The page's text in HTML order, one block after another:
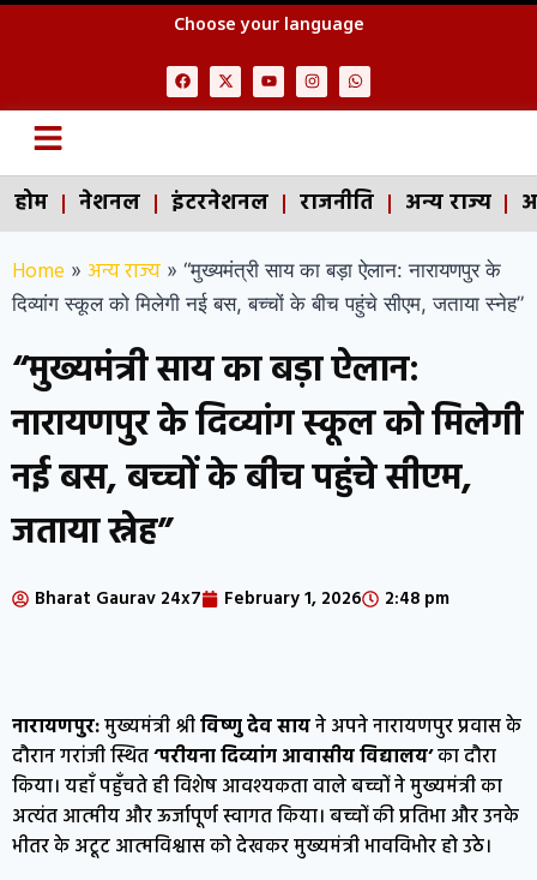
Choose your language
होम नेशनल इंटरनेशनल राजनीति अन्य राज्य
Home » अन्य राज्य » “मुख्यमंत्री साय का बड़ा ऐलान: नारायणपुर के
दिव्यांग स्कूल को मिलेगी नई बस, बच्चों के बीच पहुंचे सीएम, जताया स्नेह”
“मुख्यमंत्री साय का बड़ा ऐलान:
नारायणपुर के दिव्यांग स्कूल को मिलेगी
नई बस, बच्चों के बीच पहुंचे सीएम,
जताया स्नेह”
Bharat Gaurav 24x7 February 1, 2026 2:48 pm
नारायणपुर:मुख्यमंत्री श्रीविष्णु देव सायने अपने नारायणपुर प्रवास के
दौरान गरांजी स्थित‘परीयना दिव्यांग आवासीय विद्यालय’का दौरा
किया। यहाँ पहुँचते ही विशेष आवश्यकता वाले बच्चों ने मुख्यमंत्री का
अत्यंत आत्मीय और ऊर्जापूर्ण स्वागत किया। बच्चों की प्रतिभा और उनके
भीतर के अटूट आत्मविश्वास को देखकर मुख्यमंत्री भावविभोर हो उठे।